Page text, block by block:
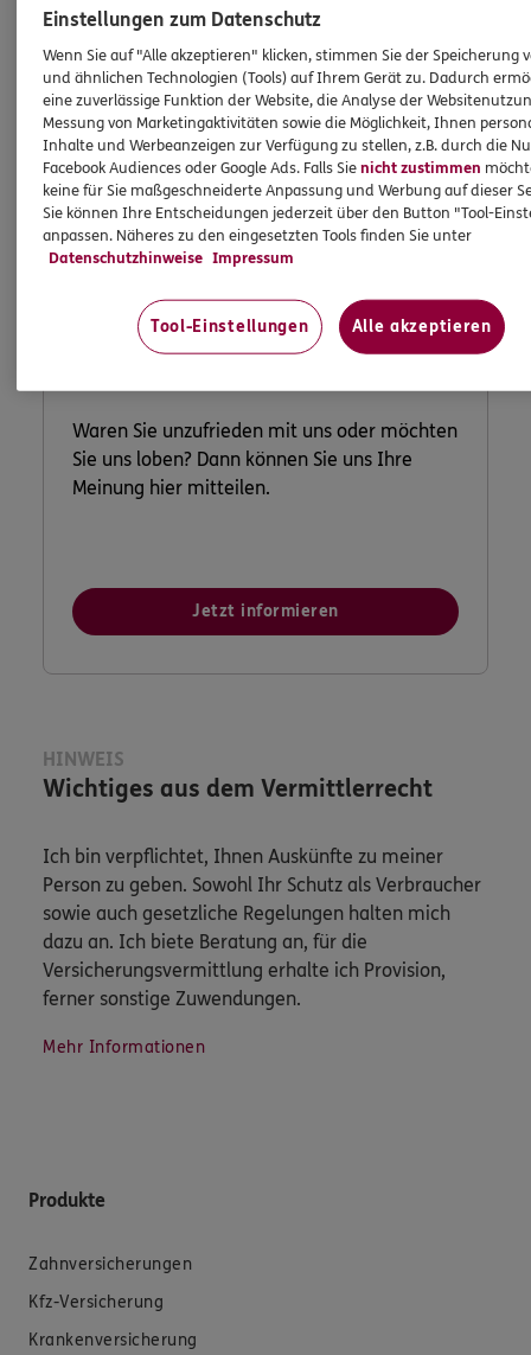
Beschwerde
Waren Sie unzufrieden mit uns oder möchten
Sie uns loben? Dann können Sie uns Ihre
Meinung hier mitteilen.
Jetzt informieren
HINWEIS
Wichtiges aus dem Vermittlerrecht
Ich bin verpflichtet, Ihnen Auskünfte zu meiner
Person zu geben. Sowohl Ihr Schutz als Verbraucher
sowie auch gesetzliche Regelungen halten mich
dazu an. Ich biete Beratung an, für die
Versicherungsvermittlung erhalte ich Provision,
ferner sonstige Zuwendungen.
Mehr Informationen
Produkte
Zahnversicherungen
Kfz-Versicherung
Krankenversicherung
Einstellungen zum Datenschutz
Wenn Sie auf "Alle akzeptieren" klicken, stimmen Sie der Speicherung
und ähnlichen Technologien (Tools) auf Ihrem Gerät zu. Dadurch
eine zuverlässige Funktion der Website, die Analyse der
Messung von Marketingaktivitäten sowie die Möglichkeit, Ihnen
Inhalte und Werbeanzeigen zur Verfügung zu stellen, z.B. durch die
Facebook Audiences oder Google Ads. Falls Sienicht zustimmen
keine für Sie maßgeschneiderte Anpassung und Werbung auf dieser
Sie können Ihre Entscheidungen jederzeit über den Button "Tool-
anpassen. Näheres zu den eingesetzten Tools finden Sie unter
Datenschutzhinweise Impressum
Tool-Einstellungen Alle akzeptieren